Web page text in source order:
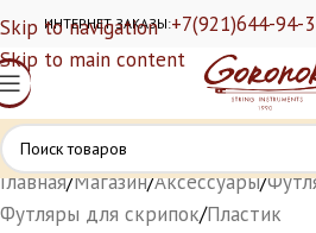
Skip to navigation
Skip to main content
ИНТЕРНЕТ ЗАКАЗЫ:+7(921)644-94-
Главная/Магазин/Аксессуары/
Футляры для скрипок/Пластик